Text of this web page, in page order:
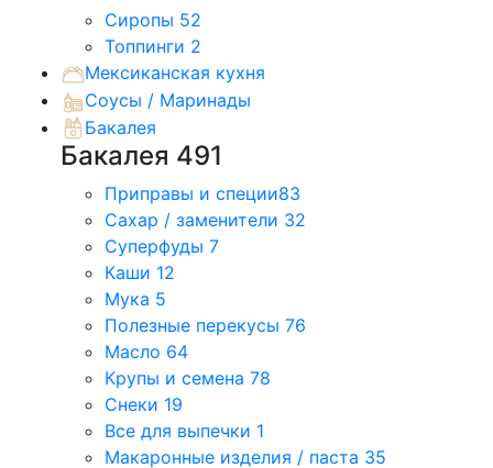
Сиропы 52
Топпинги 2
Мексиканская кухня
Соусы / Маринады
Бакалея
Бакалея 491
Приправы и специи83
Сахар / заменители 32
Суперфуды 7
Каши 12
Мука 5
Полезные перекусы 76
Масло 64
Крупы и семена 78
Снеки 19
Все для выпечки 1
Макаронные изделия / паста 35